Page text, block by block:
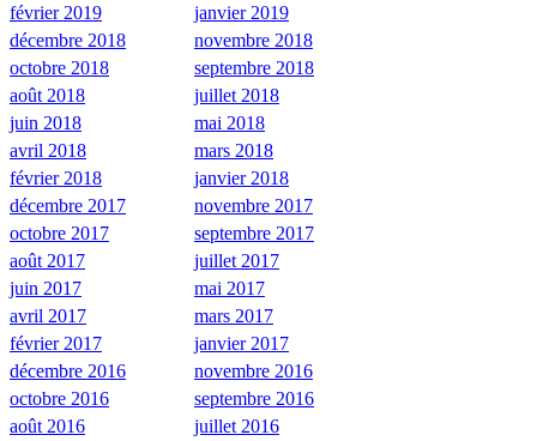
février 2019
janvier 2019
décembre 2018
novembre 2018
octobre 2018
septembre 2018
août 2018
juillet 2018
juin 2018
mai 2018
avril 2018
mars 2018
février 2018
janvier 2018
décembre 2017
novembre 2017
octobre 2017
septembre 2017
août 2017
juillet 2017
juin 2017
mai 2017
avril 2017
mars 2017
février 2017
janvier 2017
décembre 2016
novembre 2016
octobre 2016
septembre 2016
août 2016
juillet 2016